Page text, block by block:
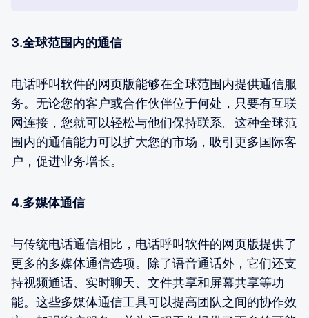
3.全球范围内的通信
电话呼叫软件的网页版能够在全球范围内提供通信服
务。无论您的客户或合作伙伴位于何处，只要有互联
网连接，您就可以轻松与他们保持联系。这种全球范
围内的通信能力可以扩大您的市场，吸引更多国际客
户，促进业务增长。
4.多媒体通信
与传统电话通信相比，电话呼叫软件的网页版提供了
更多的多媒体通信选项。除了语音通话外，它们还支
持视频通话、实时聊天、文件共享和屏幕共享等功
能。这些多媒体通信工具可以提高团队之间的协作效